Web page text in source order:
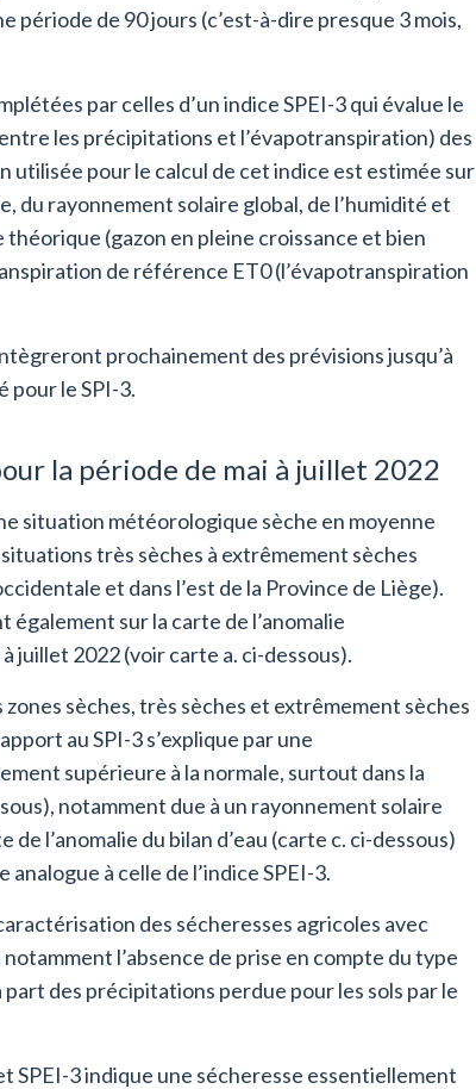
période de 90 jours (c’est-à-dire presque 3 mois,
par celles d’un indice SPEI-3 qui évalue le
les précipitations et l’évapotranspiration) des
utilisée pour le calcul de cet indice est estimée sur
du rayonnement solaire global, de l’humidité et
(gazon en pleine croissance et bien
de référence ET0 (l’évapotranspiration
prochainement des prévisions jusqu’à
pour le SPI-3.
la période de mai à juillet 2022
situation météorologique sèche en moyenne
très sèches à extrêmement sèches
et dans l’est de la Province de Liège).
également sur la carte de l’anomalie
à juillet 2022 (voir carte a. ci-dessous).
zones sèches, très sèches et extrêmement sèches
au SPI-3 s’explique par une
supérieure à la normale, surtout dans la
notamment due à un rayonnement solaire
l’anomalie du bilan d’eau (carte c. ci-dessous)
à celle de l’indice SPEI-3.
des sécheresses agricoles avec
l’absence de prise en compte du type
des précipitations perdue pour les sols par le
SPEI-3 indique une sécheresse essentiellement